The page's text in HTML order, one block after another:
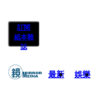
訂閱
紙本雜
誌
最新 娛樂